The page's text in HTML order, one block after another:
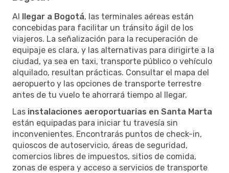
Al llegar a Bogotá, las terminales aéreas están
concebidas para facilitar un tránsito ágil de los
viajeros. La señalización para la recuperación de
equipaje es clara, y las alternativas para dirigirte a la
ciudad, ya sea en taxi, transporte público o vehículo
alquilado, resultan prácticas. Consultar el mapa del
aeropuerto y las opciones de transporte terrestre
antes de tu vuelo te ahorrará tiempo al llegar.
Las instalaciones aeroportuarias en Santa Marta
están equipadas para iniciar tu travesía sin
inconvenientes. Encontrarás puntos de check-in,
quioscos de autoservicio, áreas de seguridad,
comercios libres de impuestos, sitios de comida,
zonas de espera y acceso a servicios de transporte